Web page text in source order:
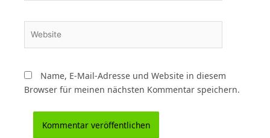
Name, E-Mail-Adresse und Website in diesem
Browser für meinen nächsten Kommentar speichern.